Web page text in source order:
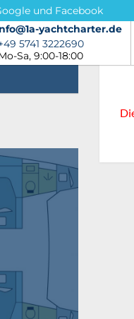
und Facebook
yachtcharter.de
yachtcharter.de
5741 3222690
5741 3222690
Sa, 9:00-18:00